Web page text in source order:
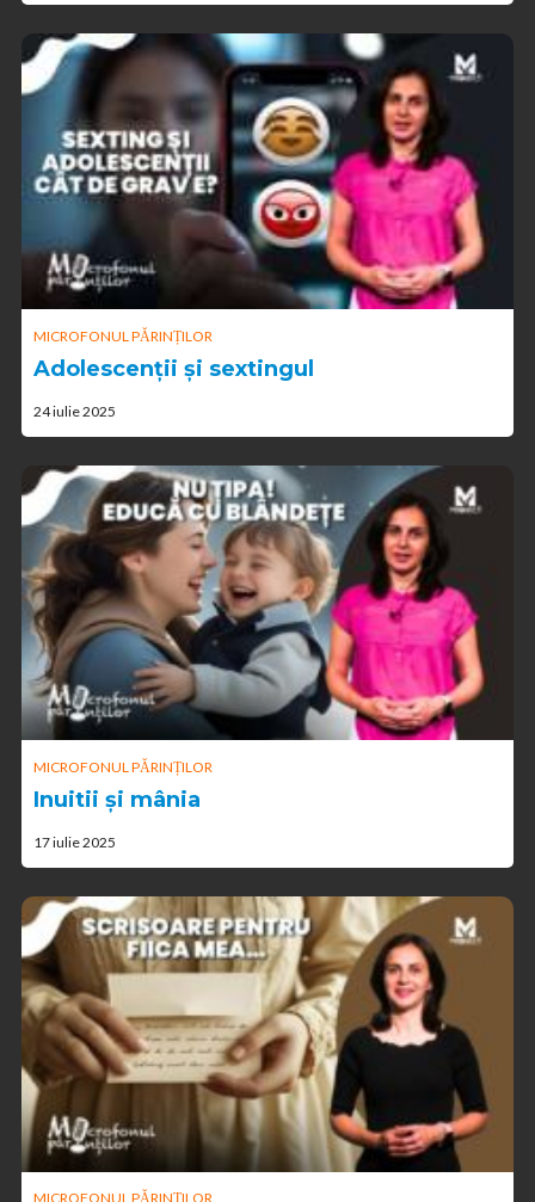
MICROFONUL PĂRINȚILOR
Adolescenții și sextingul
24 iulie 2025
MICROFONUL PĂRINȚILOR
Inuitii și mânia
17 iulie 2025
MICROFONUL PĂRINȚILOR